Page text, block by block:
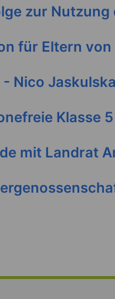
zur Nutzung
für Eltern
Nico Jaskulska
Klasse 5
mit Landrat